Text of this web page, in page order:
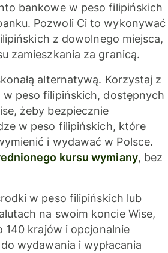
bankowe w peso filipińskich
Pozwoli Ci to wykonywać
z dowolnego miejsca,
zamieszkania za granicą.
alternatywą. Korzystaj z
peso filipińskich, dostępnych
żeby bezpiecznie
w peso filipińskich, które
i wydawać w Polsce.
kursu wymiany, bez
w peso filipińskich lub
na swoim koncie Wise,
140 krajów i opcjonalnie
wydawania i wypłacania